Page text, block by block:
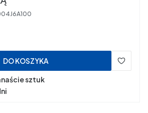
DO KOSZYKA
sztuk